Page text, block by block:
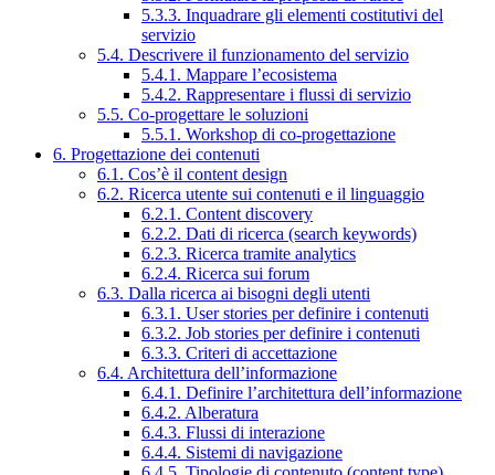
5.3.3. Inquadrare gli elementi costitutivi del
servizio
5.4. Descrivere il funzionamento del servizio
5.4.1. Mappare l’ecosistema
5.4.2. Rappresentare i flussi di servizio
5.5. Co-progettare le soluzioni
5.5.1. Workshop di co-progettazione
6. Progettazione dei contenuti
6.1. Cos’è il content design
6.2. Ricerca utente sui contenuti e il linguaggio
6.2.1. Content discovery
6.2.2. Dati di ricerca (search keywords)
6.2.3. Ricerca tramite analytics
6.2.4. Ricerca sui forum
6.3. Dalla ricerca ai bisogni degli utenti
6.3.1. User stories per definire i contenuti
6.3.2. Job stories per definire i contenuti
6.3.3. Criteri di accettazione
6.4. Architettura dell’informazione
6.4.1. Definire l’architettura dell’informazione
6.4.2. Alberatura
6.4.3. Flussi di interazione
6.4.4. Sistemi di navigazione